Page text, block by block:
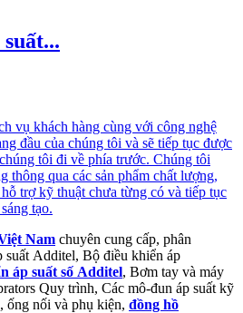
vụ khách hàng cùng với công nghệ
đầu của chúng tôi và sẽ tiếp tục được
tôi đi về phía trước. Chúng tôi
thông qua các sản phẩm chất lượng,
trợ kỹ thuật chưa từng có và tiếp tục
tạo.
Nam chuyên cung cấp, phân
suất Additel, Bộ điều khiển áp
áp suất số Additel, Bơm tay và máy
Quy trình, Các mô-đun áp suất kỹ
ống nối và phụ kiện, đồng hồ